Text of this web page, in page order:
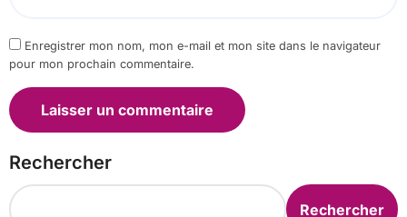
Enregistrer mon nom, mon e-mail et mon site dans le navigateur
pour mon prochain commentaire.
Rechercher
Rechercher